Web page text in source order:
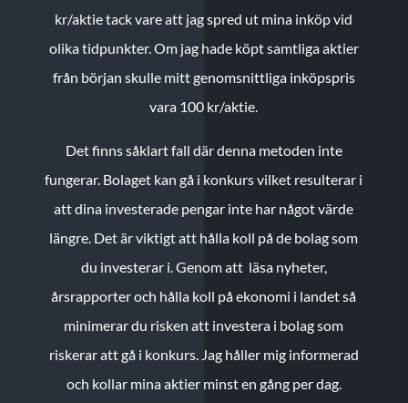
kr/aktie tack vare att jag spred ut mina inköp vid
olika tidpunkter. Om jag hade köpt samtliga aktier
från början skulle mitt genomsnittliga inköpspris
vara 100 kr/aktie.
Det finns såklart fall där denna metoden inte
fungerar. Bolaget kan gå i konkurs vilket resulterar i
att dina investerade pengar inte har något värde
längre. Det är viktigt att hålla koll på de bolag som
du investerar i. Genom att läsa nyheter,
årsrapporter och hålla koll på ekonomi i landet så
minimerar du risken att investera i bolag som
riskerar att gå i konkurs. Jag håller mig informerad
och kollar mina aktier minst en gång per dag.